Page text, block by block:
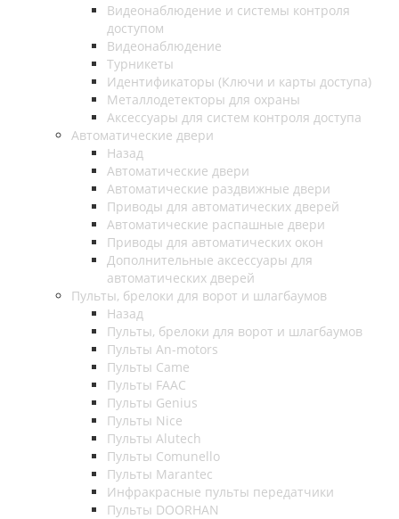
Видеонаблюдение и системы контроля
доступом
Видеонаблюдение
Турникеты
Идентификаторы (Ключи и карты доступа)
Металлодетекторы для охраны
Аксессуары для систем контроля доступа
Автоматические двери
Назад
Автоматические двери
Автоматические раздвижные двери
Приводы для автоматических дверей
Автоматические распашные двери
Приводы для автоматических окон
Дополнительные аксессуары для
автоматических дверей
Пульты, брелоки для ворот и шлагбаумов
Назад
Пульты, брелоки для ворот и шлагбаумов
Пульты An-motors
Пульты Came
Пульты FAAC
Пульты Genius
Пульты Nice
Пульты Alutech
Пульты Сomunello
Пульты Marantec
Инфракрасные пульты передатчики
Пульты DOORHAN